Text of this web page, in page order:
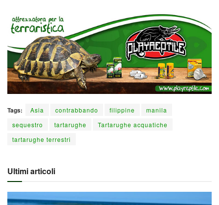
Tags: Asia contrabbando filippine
manila
sequestro
tartarughe
Tartarughe acquatiche
tartarughe terrestri
Ultimi articoli